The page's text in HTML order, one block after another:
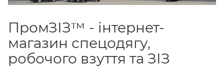
ПромЗІЗ™ - інтернет-
магазин спецодягу,
робочого взуття та ЗІЗ